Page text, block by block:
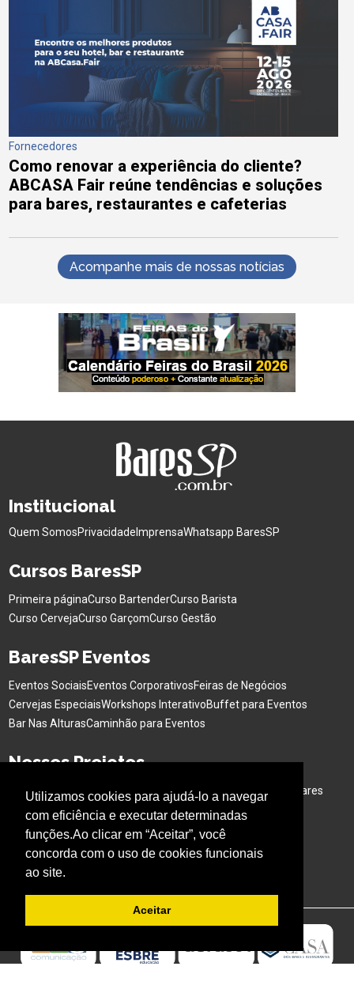
Utilizamos cookies para ajudá-lo a navegar
com eficiência e executar determinadas
funções.Ao clicar em “Aceitar”, você
concorda com o uso de cookies funcionais
ao site.
Aceitar
Fornecedores
Como renovar a experiência do cliente?
ABCASA Fair reúne tendências e soluções
para bares, restaurantes e cafeterias
Acompanhe mais de nossas notícias
Institucional
Quem SomosPrivacidade ImprensaWhatsapp BaresSP
Cursos BaresSP
Primeira páginaCurso BartenderCurso Barista
Curso CervejaCurso GarçomCurso Gestão
BaresSP Eventos
Eventos SociaisEventos CorporativosFeiras de Negócios
Cervejas EspeciaisWorkshops InterativoBuffet para Eventos
Bar Nas AlturasCaminhão para Eventos
Nossos Projetos
Experiência GastronômicaFamília no ParqueAtivação em Bares
Acompanhe o BARESSP